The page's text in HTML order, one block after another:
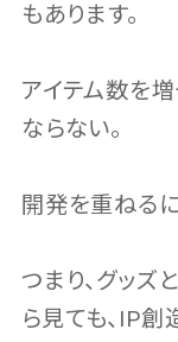
もあります。
アイテム数を
ならない。
開発を重ねる
つまり、グッ
ら見ても、IP